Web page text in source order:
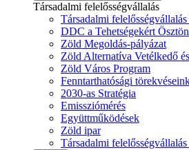
Társadalmi felelősségvállalás
Társadalmi felelősségvállalás
DDC a Tehetségekért
Zöld Megoldás-pályázat
Zöld Alternatíva Vetélkedő
Zöld Város Program
Fenntarthatósági
2030-as Stratégia
Emissziómérés
Együttműködések
Zöld ipar
Társadalmi